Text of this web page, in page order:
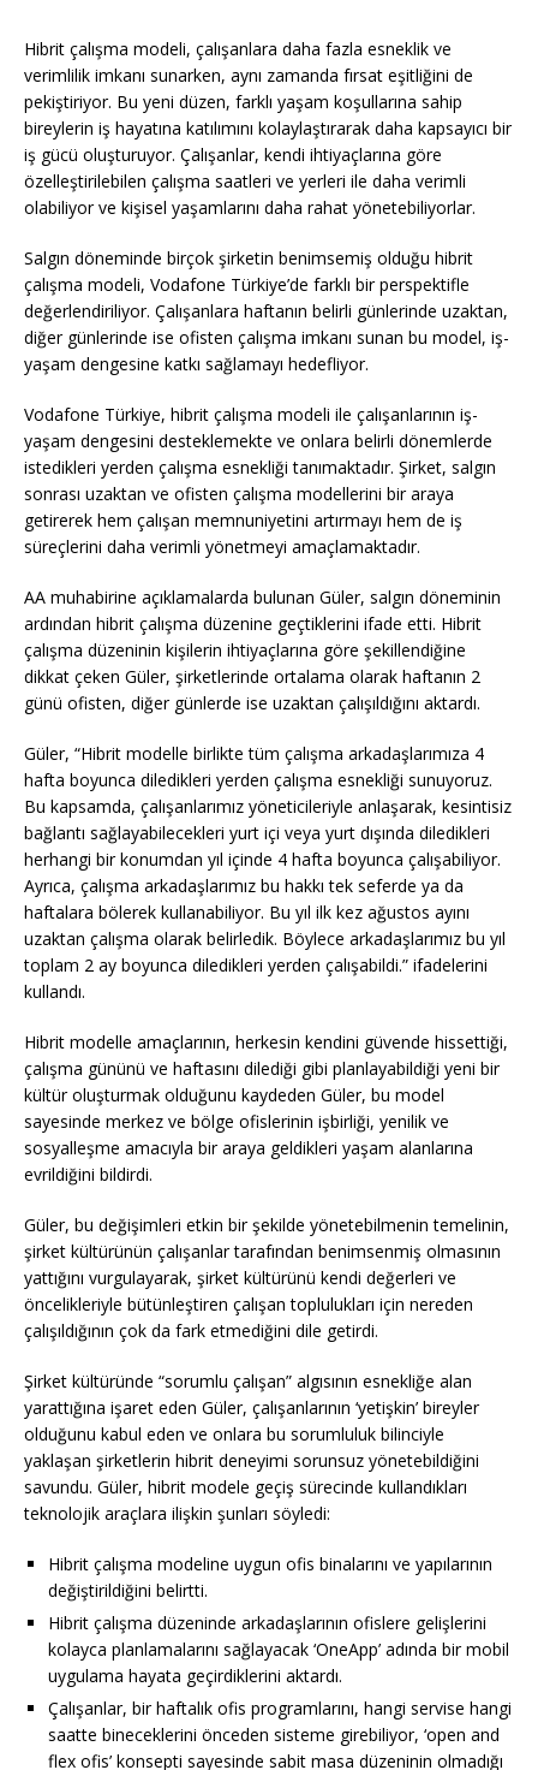
Hibrit çalışma modeli, çalışanlara daha fazla esneklik ve
verimlilik imkanı sunarken, aynı zamanda fırsat eşitliğini de
pekiştiriyor. Bu yeni düzen, farklı yaşam koşullarına sahip
bireylerin iş hayatına katılımını kolaylaştırarak daha kapsayıcı bir
iş gücü oluşturuyor. Çalışanlar, kendi ihtiyaçlarına göre
özelleştirilebilen çalışma saatleri ve yerleri ile daha verimli
olabiliyor ve kişisel yaşamlarını daha rahat yönetebiliyorlar.
Salgın döneminde birçok şirketin benimsemiş olduğu hibrit
çalışma modeli, Vodafone Türkiye’de farklı bir perspektifle
değerlendiriliyor. Çalışanlara haftanın belirli günlerinde uzaktan,
diğer günlerinde ise ofisten çalışma imkanı sunan bu model, iş-
yaşam dengesine katkı sağlamayı hedefliyor.
Vodafone Türkiye, hibrit çalışma modeli ile çalışanlarının iş-
yaşam dengesini desteklemekte ve onlara belirli dönemlerde
istedikleri yerden çalışma esnekliği tanımaktadır. Şirket, salgın
sonrası uzaktan ve ofisten çalışma modellerini bir araya
getirerek hem çalışan memnuniyetini artırmayı hem de iş
süreçlerini daha verimli yönetmeyi amaçlamaktadır.
AA muhabirine açıklamalarda bulunan Güler, salgın döneminin
ardından hibrit çalışma düzenine geçtiklerini ifade etti. Hibrit
çalışma düzeninin kişilerin ihtiyaçlarına göre şekillendiğine
dikkat çeken Güler, şirketlerinde ortalama olarak haftanın 2
günü ofisten, diğer günlerde ise uzaktan çalışıldığını aktardı.
Güler, “Hibrit modelle birlikte tüm çalışma arkadaşlarımıza 4
hafta boyunca diledikleri yerden çalışma esnekliği sunuyoruz.
Bu kapsamda, çalışanlarımız yöneticileriyle anlaşarak, kesintisiz
bağlantı sağlayabilecekleri yurt içi veya yurt dışında diledikleri
herhangi bir konumdan yıl içinde 4 hafta boyunca çalışabiliyor.
Ayrıca, çalışma arkadaşlarımız bu hakkı tek seferde ya da
haftalara bölerek kullanabiliyor. Bu yıl ilk kez ağustos ayını
uzaktan çalışma olarak belirledik. Böylece arkadaşlarımız bu yıl
toplam 2 ay boyunca diledikleri yerden çalışabildi.” ifadelerini
kullandı.
Hibrit modelle amaçlarının, herkesin kendini güvende hissettiği,
çalışma gününü ve haftasını dilediği gibi planlayabildiği yeni bir
kültür oluşturmak olduğunu kaydeden Güler, bu model
sayesinde merkez ve bölge ofislerinin işbirliği, yenilik ve
sosyalleşme amacıyla bir araya geldikleri yaşam alanlarına
evrildiğini bildirdi.
Güler, bu değişimleri etkin bir şekilde yönetebilmenin temelinin,
şirket kültürünün çalışanlar tarafından benimsenmiş olmasının
yattığını vurgulayarak, şirket kültürünü kendi değerleri ve
öncelikleriyle bütünleştiren çalışan toplulukları için nereden
çalışıldığının çok da fark etmediğini dile getirdi.
Şirket kültüründe “sorumlu çalışan” algısının esnekliğe alan
yarattığına işaret eden Güler, çalışanlarının ‘yetişkin’ bireyler
olduğunu kabul eden ve onlara bu sorumluluk bilinciyle
yaklaşan şirketlerin hibrit deneyimi sorunsuz yönetebildiğini
savundu. Güler, hibrit modele geçiş sürecinde kullandıkları
teknolojik araçlara ilişkin şunları söyledi:
Hibrit çalışma modeline uygun ofis binalarını ve yapılarının
değiştirildiğini belirtti.
Hibrit çalışma düzeninde arkadaşlarının ofislere gelişlerini
kolayca planlamalarını sağlayacak ‘OneApp’ adında bir mobil
uygulama hayata geçirdiklerini aktardı.
Çalışanlar, bir haftalık ofis programlarını, hangi servise hangi
saatte bineceklerini önceden sisteme girebiliyor, ‘open and
flex ofis’ konsepti sayesinde sabit masa düzeninin olmadığı